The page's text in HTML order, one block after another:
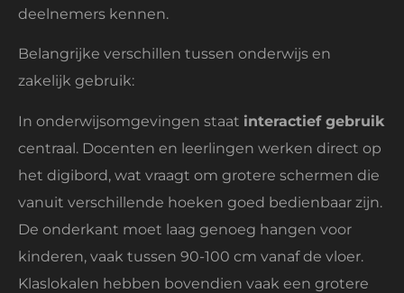
deelnemers kennen.
Belangrijke verschillen tussen onderwijs en
zakelijk gebruik:
In onderwijsomgevingen staat interactief gebruik
centraal. Docenten en leerlingen werken direct op
het digibord, wat vraagt om grotere schermen die
vanuit verschillende hoeken goed bedienbaar zijn.
De onderkant moet laag genoeg hangen voor
kinderen, vaak tussen 90-100 cm vanaf de vloer.
Klaslokalen hebben bovendien vaak een grotere